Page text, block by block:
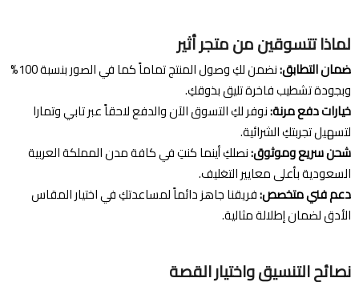
لماذا تتسوقين من متجر أثير
ضمان التطابق:
نضمن لكِ وصول المنتج تماماً كما في الصور بنسبة 100%
وبجودة تشطيب فاخرة تليق بذوقكِ.
خيارات دفع مرنة:نوفر لكِ التسوق الآن والدفع لاحقاً عبر تابي وتمارا
لتسهيل تجربتكِ الشرائية.
شحن سريع وموثوق:نصلكِ أينما كنتِ في كافة مدن المملكة العربية
السعودية بأعلى معايير التغليف.
دعم فني متخصص:فريقنا جاهز دائماً لمساعدتكِ في اختيار المقاس
الأدق لضمان إطلالة مثالية.
نصائح التنسيق واختيار القصة